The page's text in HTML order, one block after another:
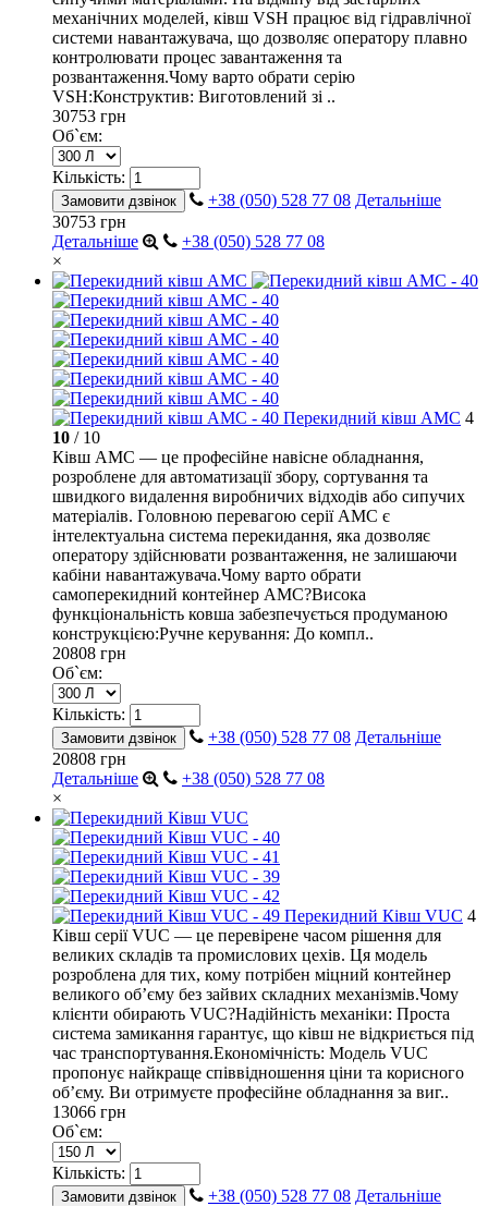
механічних моделей, ківш VSH працює від гідравлічної
системи навантажувача, що дозволяє оператору плавно
контролювати процес завантаження та
розвантаження.Чому варто обрати серію
VSH:Конструктив: Виготовлений зі ..
30753 грн
Об`єм:
Кількість:
Замовити дзвінок +38 (050) 528 77 08 Детальніше
30753 грн
Детальніше
+38 (050) 528 77 08
×
Перекидний ківш AMC 4
10 / 10
Ківш AMC — це професійне навісне обладнання,
розроблене для автоматизації збору, сортування та
швидкого видалення виробничих відходів або сипучих
матеріалів. Головною перевагою серії AMC є
інтелектуальна система перекидання, яка дозволяє
оператору здійснювати розвантаження, не залишаючи
кабіни навантажувача.Чому варто обрати
самоперекидний контейнер AMC?Висока
функціональність ковша забезпечується продуманою
конструкцією:Ручне керування: До компл..
20808 грн
Об`єм:
Кількість:
Замовити дзвінок +38 (050) 528 77 08 Детальніше
20808 грн
Детальніше
+38 (050) 528 77 08
×
Перекидний Ківш VUC 4
Ківш серії VUC — це перевірене часом рішення для
великих складів та промислових цехів. Ця модель
розроблена для тих, кому потрібен міцний контейнер
великого об’єму без зайвих складних механізмів.Чому
клієнти обирають VUC?Надійність механіки: Проста
система замикання гарантує, що ківш не відкриється під
час транспортування.Економічність: Модель VUC
пропонує найкраще співвідношення ціни та корисного
об’єму. Ви отримуєте професійне обладнання за виг..
13066 грн
Об`єм:
Кількість:
Замовити дзвінок +38 (050) 528 77 08 Детальніше